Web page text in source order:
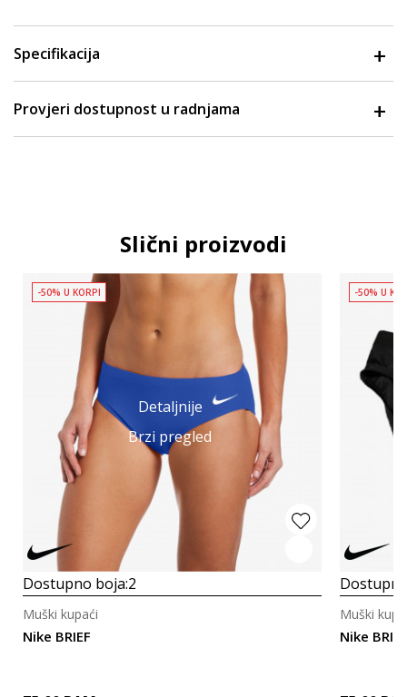
Specifikacija
Provjeri dostupnost u radnjama
Slični proizvodi
Detaljnije
Brzi pregled
-50% U KORPI
Dostupno boja:2
Nike BRIEF
Muški kupaći
-50% U
Nike BRIEF
Muški